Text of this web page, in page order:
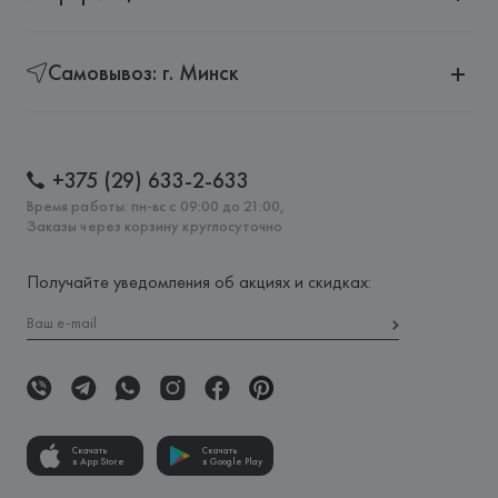
Самовывоз: г. Минск
+375 (29) 633-2-633
Время работы: пн-вс с 09:00 до 21:00,
Заказы через корзину круглосуточно
Получайте уведомления об акциях и скидках:
Скачать
в App Store
Скачать
в Google Play